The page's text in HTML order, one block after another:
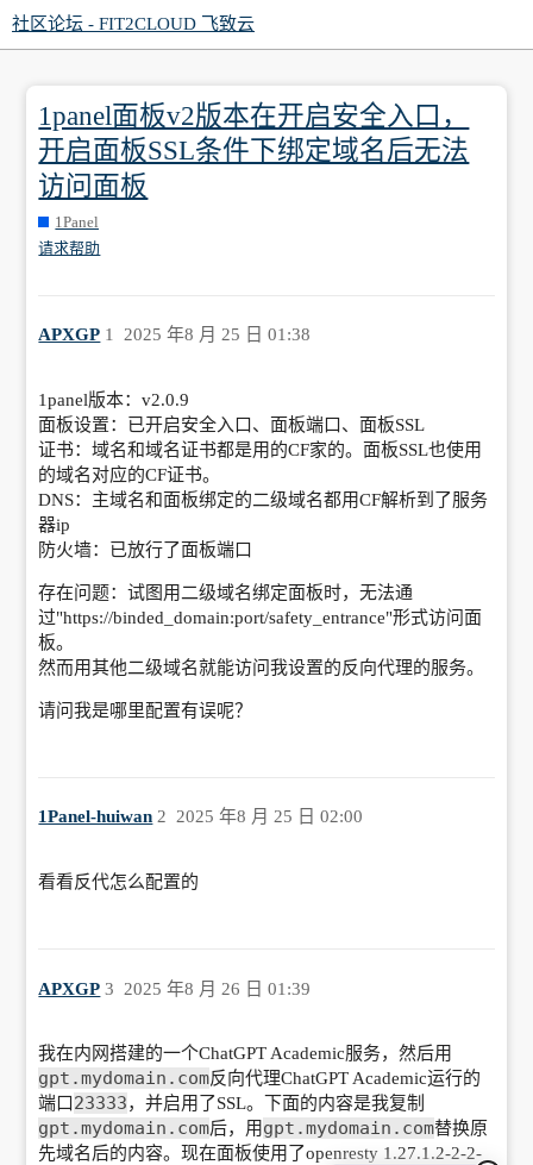
社区论坛 - FIT2CLOUD 飞致云
1panel面板v2版本在开启安全入口，
开启面板SSL条件下绑定域名后无法
访问面板
1Panel
请求帮助
APXGP 2025 年8 月 25 日 01:38
1
1panel版本：v2.0.9
面板设置：已开启安全入口、面板端口、面板SSL
证书：域名和域名证书都是用的CF家的。面板SSL也使用
的域名对应的CF证书。
DNS：主域名和面板绑定的二级域名都用CF解析到了服务
器ip
防火墙：已放行了面板端口
存在问题：试图用二级域名绑定面板时，无法通
过"https://binded_domain:port/safety_entrance"形式访问面
板。
然而用其他二级域名就能访问我设置的反向代理的服务。
请问我是哪里配置有误呢？
1Panel-huiwan 2025 年8 月 25 日 02:00
2
看看反代怎么配置的
APXGP 2025 年8 月 26 日 01:39
3
我在内网搭建的一个ChatGPT Academic服务，然后用
gpt.mydomain.com反向代理ChatGPT Academic运行的
端口 23333，并启用了SSL。下面的内容是我复制
gpt.mydomain.com后，用gpt.mydomain.com替换原
先域名后的内容。现在面板使用了openresty 1.27.1.2-2-2-